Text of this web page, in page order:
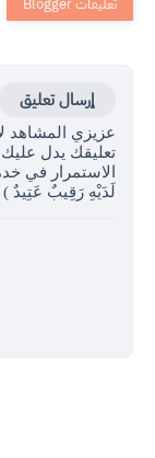
إرسال تعليق
عزيزي المشاهد
تعليقك يدل عليك
الاستمرار في
لَدَيْهِ رَقِيبٌ عَتِيدٌ )